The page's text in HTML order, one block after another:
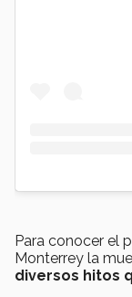
Para conocer el
Monterrey la
diversos hitos